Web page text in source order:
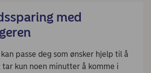
med
kan passe deg som ønsker hjelp til å
tar kun noen minutter å komme i